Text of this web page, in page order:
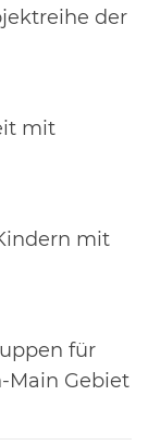
der
mit
mit
für
Main Gebiet